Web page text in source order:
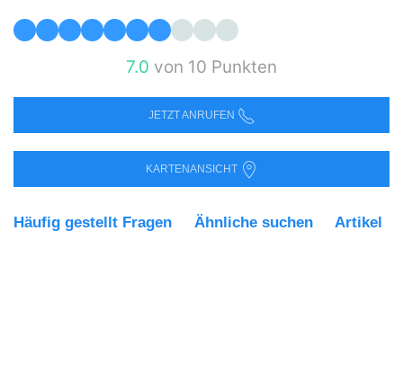
7.0 von 10 Punkten
JETZT ANRUFEN
KARTENANSICHT
Häufig gestellt Fragen Ähnliche suchen Artikel